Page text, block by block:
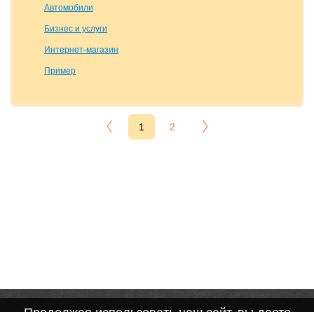
Автомобили
Бизнес и услуги
Интернет-магазин
Пример
1 2